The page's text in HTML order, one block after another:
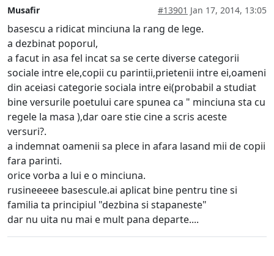
Musafir #13901 Jan 17, 2014, 13:05
basescu a ridicat minciuna la rang de lege.
a dezbinat poporul,
a facut in asa fel incat sa se certe diverse categorii
sociale intre ele,copii cu parintii,prietenii intre ei,oameni
din aceiasi categorie sociala intre ei(probabil a studiat
bine versurile poetului care spunea ca " minciuna sta cu
regele la masa ),dar oare stie cine a scris aceste
versuri?.
a indemnat oamenii sa plece in afara lasand mii de copii
fara parinti.
orice vorba a lui e o minciuna.
rusineeeee basescule.ai aplicat bine pentru tine si
familia ta principiul "dezbina si stapaneste"
dar nu uita nu mai e mult pana departe....